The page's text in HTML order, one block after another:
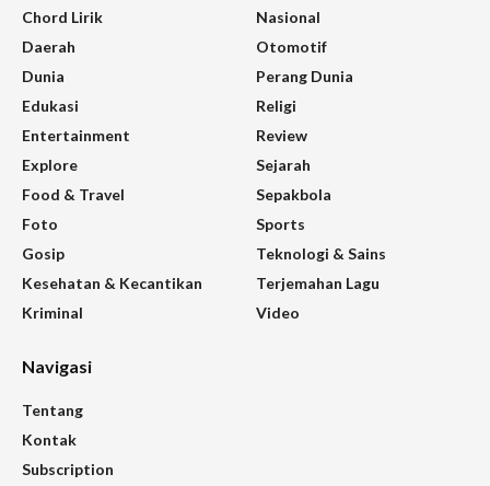
Chord Lirik
Daerah
Dunia
Edukasi
Entertainment
Explore
Food & Travel
Foto
Gosip
Kesehatan & Kecantikan
Kriminal
Nasional
Otomotif
Perang Dunia
Religi
Review
Sejarah
Sepakbola
Sports
Teknologi & Sains
Terjemahan Lagu
Video
Navigasi
Tentang
Kontak
Subscription